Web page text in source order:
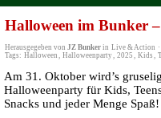
Halloween im Bunker
Herausgegeben von JZ Bunker in Live & Action ·
Tags: Halloween , Halloweenparty, 2025 , Kids ,
Am 31. Oktober wird’s
Halloweenparty für Kids,
Snacks und jeder Menge Spaß!